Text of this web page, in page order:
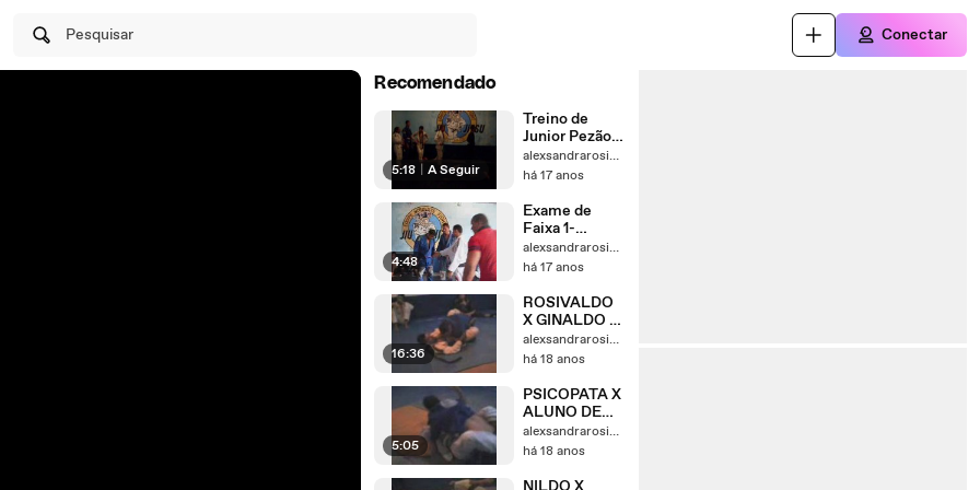
Pesquisar Conectar
Recomendado
5:18 A Seguir
Treino de
Junior Pezão -
Equipe
Nordeste
alexsandrarosivaldo
há 17 anos
4:48
Exame de
Faixa 1-
Equipe
Nordeste
alexsandrarosivaldo
há 17 anos
16:36
ROSIVALDO
X GINALDO (
14-05-2008 )alexsandrarosivaldo
há 18 anos
5:05
PSICOPATA X
ALUNO DE
GINALDO (
14-05-2008)
alexsandrarosivaldo
há 18 anos